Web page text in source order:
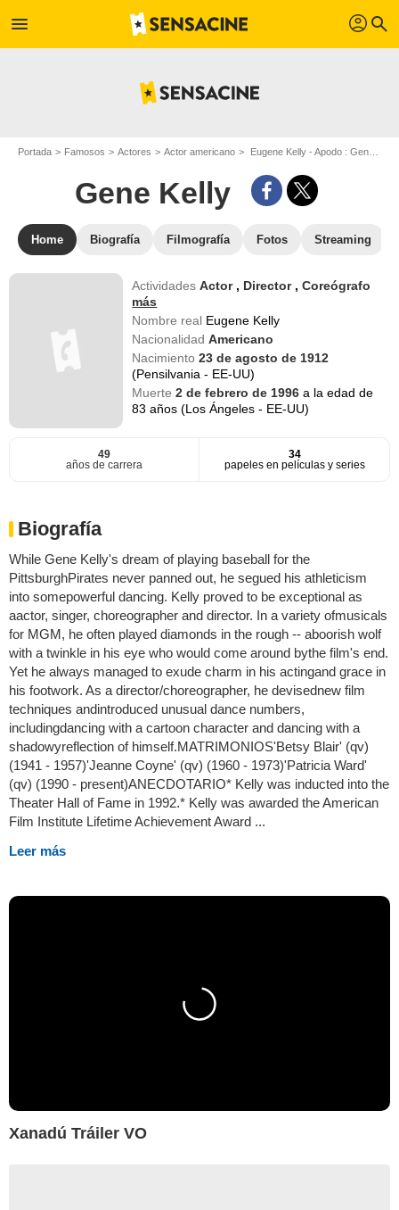
menu profil search
Portada Famosos Actores Actor americano Eugene Kelly - Apodo : Gene Kelly
Gene Kelly
Home Biografía Filmografía Fotos Streaming
ActividadesActor , Director ,Coreógrafo
más
Nombre real Eugene Kelly
NacionalidadAmericano
Nacimiento23 de agosto de 1912
(Pensilvania - EE-UU)
Muerte2 de febrero de 1996a la edad de
83 años (Los Ángeles - EE-UU)
49
años de carrera
34
papeles en películas y series
Biografía
While Gene Kelly's dream of playing baseball for the
PittsburghPirates never panned out, he segued his athleticism
into somepowerful dancing. Kelly proved to be exceptional as
aactor, singer, choreographer and director. In a variety ofmusicals
for MGM, he often played diamonds in the rough -- aboorish wolf
with a twinkle in his eye who would come around bythe film's end.
Yet he always managed to exude charm in his actingand grace in
his footwork. As a director/choreographer, he devisednew film
techniques andintroduced unusual dance numbers,
includingdancing with a cartoon character and dancing with a
shadowyreflection of himself.MATRIMONIOS'Betsy Blair' (qv)
(1941 - 1957)'Jeanne Coyne' (qv) (1960 - 1973)'Patricia Ward'
(qv) (1990 - present)ANECDOTARIO* Kelly was inducted into the
Theater Hall of Fame in 1992.* Kelly was awarded the American
Film Institute Lifetime Achievement Award ...
Leer más
Xanadú Tráiler VO